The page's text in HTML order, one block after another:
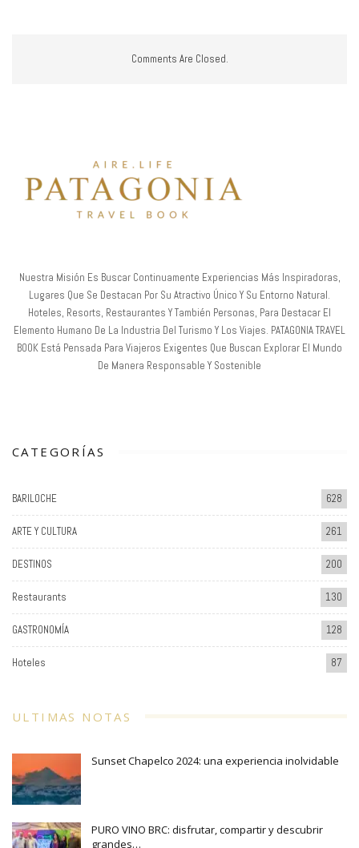
Comments Are Closed.
Nuestra Misión Es Buscar Continuamente Experiencias Más Inspiradoras,
Lugares Que Se Destacan Por Su Atractivo Único Y Su Entorno Natural.
Hoteles, Resorts, Restaurantes Y También Personas, Para Destacar El
Elemento Humano De La Industria Del Turismo Y Los Viajes. PATAGONIA TRAVEL
BOOK Está Pensada Para Viajeros Exigentes Que Buscan Explorar El Mundo
De Manera Responsable Y Sostenible
CATEGORÍAS
BARILOCHE 628
ARTE Y CULTURA 261
DESTINOS 200
Restaurants 130
GASTRONOMÍA 128
Hoteles 87
ULTIMAS NOTAS
Sunset Chapelco 2024: una experiencia inolvidable
PURO VINO BRC: disfrutar, compartir y descubrir
grandes…